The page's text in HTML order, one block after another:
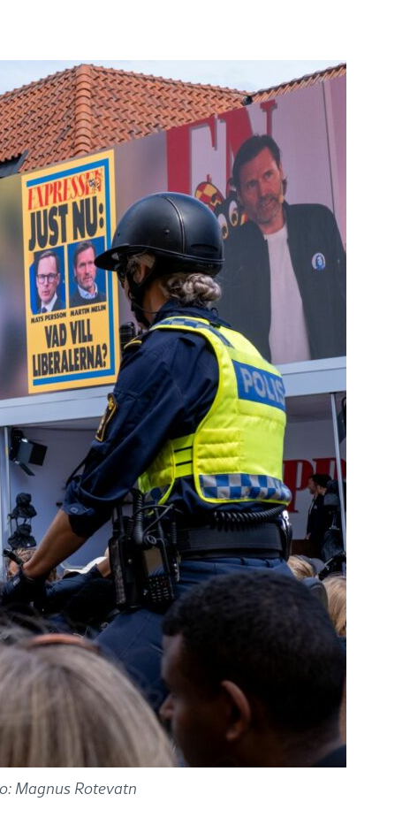
Magnus Rotevatn